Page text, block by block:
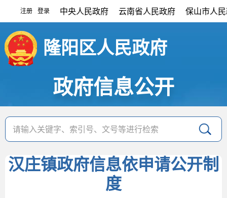
注册 登录 中央人民政府 云南省人民政府 保山市人
隆阳区人民政府
政府信息公开
汉庄镇政府信息依申请公开制
度